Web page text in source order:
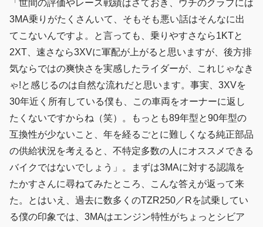
「世間の評価やレース戦績はさておき、ウチのクラブには
3MA乗りがたくさんいて、そもそも悪い話はそんなに出
てこないんですよ。と言っても、乗りやすさなら1KTと
2XT、速さなら3XVに軍配が上がると思いますが、後方排
気ならではの爽快さを実感したライダーが、これじゃなき
ゃ!と感じるのは自然な流れだと思います。事実、3XVを
30年近く所有している僕も、この車両をオーナーに返し
たくないですからね（笑）。もっとも89年型と90年型の
互換性が少ないこと、年を経るごとに難しくなる純正部品
の供給状況を考えると、不特定多数の人にオススメできる
バイクではないでしょう」。まずは3MAに対する認識を
たかすさんに尋ねてみたところ、こんな答えが返って来
た。とはいえ、過去に数多くのTZR250／Rを試乗してい
る僕の印象では、3MAはエンジン特性がちょっとシビア